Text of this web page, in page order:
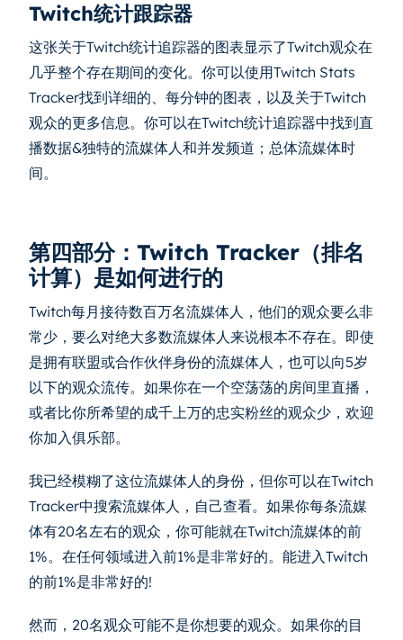
Twitch统计跟踪器
这张关于Twitch统计追踪器的图表显示了Twitch观众在
几乎整个存在期间的变化。你可以使用Twitch Stats
Tracker找到详细的、每分钟的图表，以及关于Twitch
观众的更多信息。你可以在Twitch统计追踪器中找到直
播数据&独特的流媒体人和并发频道；总体流媒体时
间。
第四部分：Twitch Tracker（排名
计算）是如何进行的
Twitch每月接待数百万名流媒体人，他们的观众要么非
常少，要么对绝大多数流媒体人来说根本不存在。即使
是拥有联盟或合作伙伴身份的流媒体人，也可以向5岁
以下的观众流传。如果你在一个空荡荡的房间里直播，
或者比你所希望的成千上万的忠实粉丝的观众少，欢迎
你加入俱乐部。
我已经模糊了这位流媒体人的身份，但你可以在Twitch
Tracker中搜索流媒体人，自己查看。如果你每条流媒
体有20名左右的观众，你可能就在Twitch流媒体的前
1%。在任何领域进入前1%是非常好的。能进入Twitch
的前1%是非常好的!
然而，20名观众可能不是你想要的观众。如果你的目